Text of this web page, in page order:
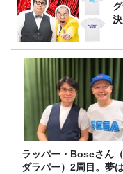
ラッパー・Boseさん
ダラパー）2周目。夢